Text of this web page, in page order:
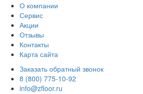
О компании
Сервис
Акции
Отзывы
Контакты
Карта сайта
Заказать обратный звонок
8 (800) 775-10-92
info@zfloor.ru